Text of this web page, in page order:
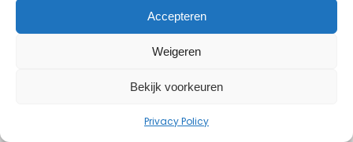
Accepteren
Weigeren
Bekijk voorkeuren
Privacy Policy